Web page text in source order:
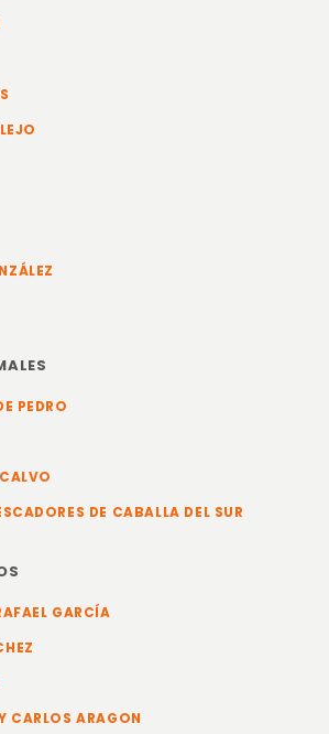
PEDRO
DE CABALLA DEL SUR
GARCÍA
CARLOS ARAGON